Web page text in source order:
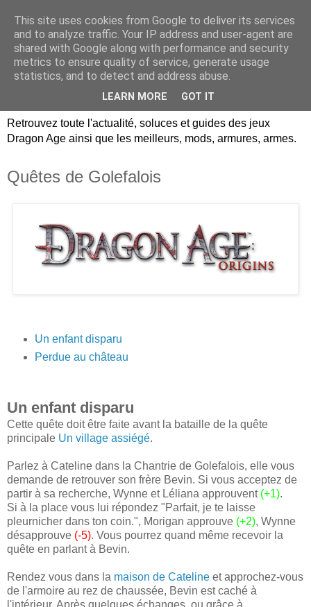
Dragon Age Univers :
Guides, soluces, infos sur
les jeux Dragon Age.
Retrouvez toute l'actualité, soluces et guides des jeux
Dragon Age ainsi que les meilleurs, mods, armures, armes.
Quêtes de Golefalois
Un enfant disparu
Perdue au château
Un enfant disparu
Cette quête doit être faite avant la bataille de la quête
principale Un village assiégé.
Parlez à Cateline dans la Chantrie de Golefalois, elle vous
demande de retrouver son frère Bevin. Si vous acceptez de
partir à sa recherche, Wynne et Léliana approuvent (+1).
Si à la place vous lui répondez "Parfait, je te laisse
pleurnicher dans ton coin.", Morigan approuve (+2), Wynne
désapprouve (-5). Vous pourrez quand même recevoir la
quête en parlant à Bevin.
Rendez vous dans la maison de Cateline et approchez-vous
de l'armoire au rez de chaussée, Bevin est caché à
l'intérieur. Après quelques échanges, ou grâce à
This site uses cookies from Google to deliver its services
and to analyze traffic. Your IP address and user-agent are
shared with Google along with performance and security
metrics to ensure quality of service, generate usage
statistics, and to detect and address abuse.
LEARN MORE GOT IT